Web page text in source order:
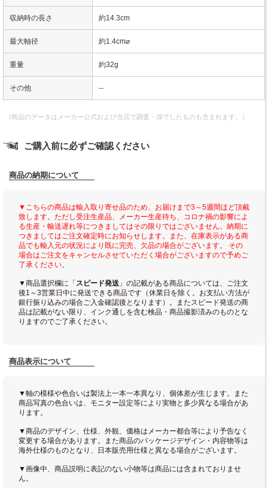
収納時の長さ 約14.3cm
最大軸径 約1.4cm⌀
重量 約32g
その他 --
(商品のデータはメーカー公式および当店で調査・採寸したものも含まれます。）
ご購入前に必ずご確認ください
商品の納期について
▼こちらの商品は輸入取り寄せ品のため、お届けまで3～5週間ほど頂戴
致します。ただし受注生産品、メーカー生産待ち、コロナ禍の影響によ
る生産・輸送遅れ等につきましてはその限りではございません。納期に
つきましてはご注文確定時にお知らせします。また、在庫表示がある商
品でも輸入元の状況により既に完売、欠品の場合がございます。 その
場合はご注文をキャンセルさせていただく場合がございますので予めご
了承ください。
▼商品選択欄に「 スピード発送 」の記載がある商品については、ご注文
後1～3営業日中に発送できる商品です（休業日を除く。お支払い方法が
銀行振り込みの場合ご入金確認後となります）。またスピード発送の商
品は記載がない限り、インク通しを含む検品・商品撮影済みのものとな
りますのでご了承ください。
商品表示について
▼軸の模様や色合いは製法上一本一本異なり、個体差が生じます。また
商品写真の色合いは、モニター設定等により実物と多少異なる場合があ
ります。
▼商品のデザイン、仕様、外観、価格はメーカー都合等により予告なく
変更する場合があります。また商品のパッケージデザイン・内容物等は
海外仕様のものとなり、日本販売用仕様と異なる場合がございます。
▼画像中、商品説明に表記のない小物等は商品には含まれておりませ
ん。